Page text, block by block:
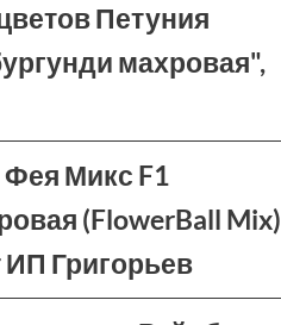
Петуния
махровая",
Микс F1
(FlowerBall Mix)
ИП Григорьев